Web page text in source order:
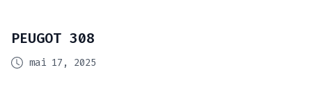
PEUGOT 308
mai 17, 2025